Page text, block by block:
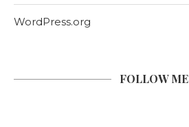
WordPress.org
FOLLOW ME